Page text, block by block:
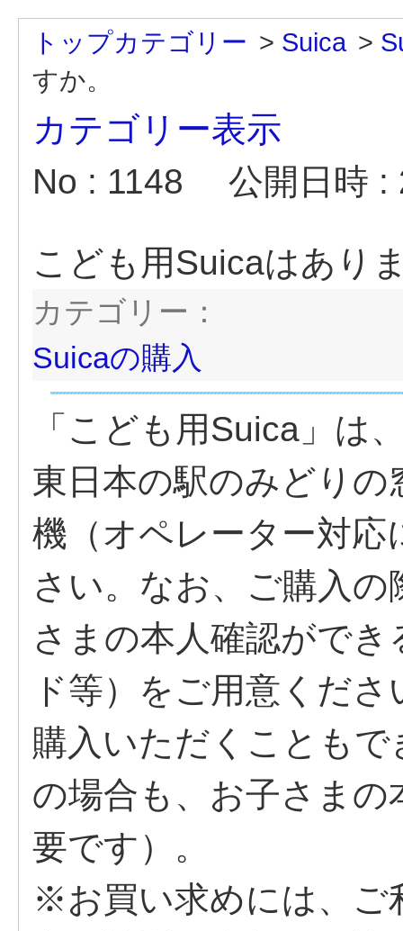
トップカテゴリー > Suica >
すか。
カテゴリー表示
No : 1148
公開日時 :
こども用Suicaはあり
カテゴリー：
Suicaの購入
「こども用Suica」は
東日本の駅のみどり
機（オペレーター対
さい。なお、ご購入
さまの本人確認がで
ド等）をご用意くだ
購入いただくことも
の場合も、お子さま
要です）。
※お買い求めには、ご